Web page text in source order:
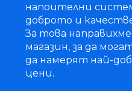
напоителни
доброто и
За това
магазин, за да
да намерят най-
цени.